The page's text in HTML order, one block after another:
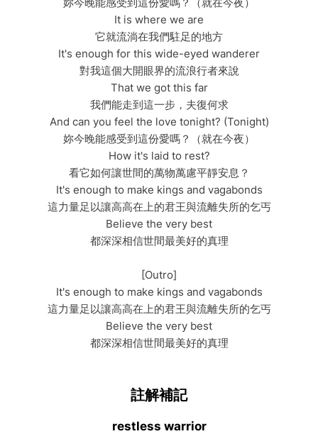
It is where we are
它就流淌在我們駐足的地方
It's enough for this wide-eyed wanderer
對我這個大開眼界的流浪行者來說
That we got this far
我們能走到這一步，夫復何求
And can you feel the love tonight? (Tonight)
妳今晚能感受到這份愛嗎？（就在今夜）
How it's laid to rest?
看它如何讓世間的萬物萬慮平靜安息？
It's enough to make kings and vagabonds
這力量足以讓高高在上的君王與流離失所的乞丐
Believe the very best
都深深相信世間最美好的真理
[Outro]
It's enough to make kings and vagabonds
這力量足以讓高高在上的君王與流離失所的乞丐
Believe the very best
都深深相信世間最美好的真理
註解補記
restless warrior